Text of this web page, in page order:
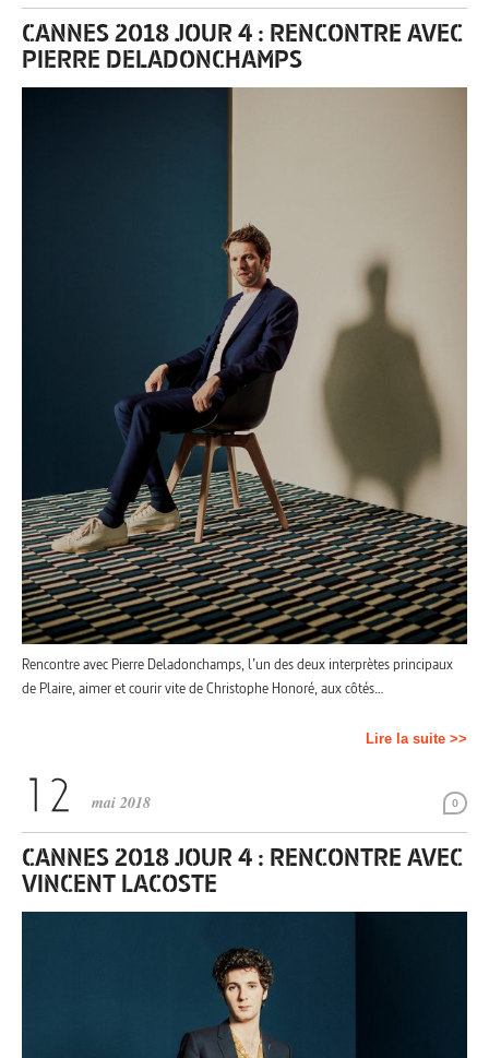
CANNES 2018 JOUR 4 : RENCONTRE AVEC
PIERRE DELADONCHAMPS
Rencontre avec Pierre Deladonchamps, l’un des deux interprètes principaux
de Plaire, aimer et courir vite de Christophe Honoré, aux côtés…
Lire la suite >>
0
mai 2018
CANNES 2018 JOUR 4 : RENCONTRE AVEC
VINCENT LACOSTE